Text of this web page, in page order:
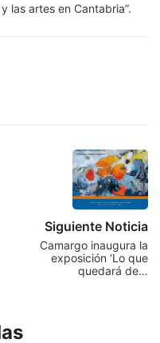
las artes en Cantabria”.
Siguiente Noticia
Camargo inaugura la
exposición ‘Lo que
quedará de…